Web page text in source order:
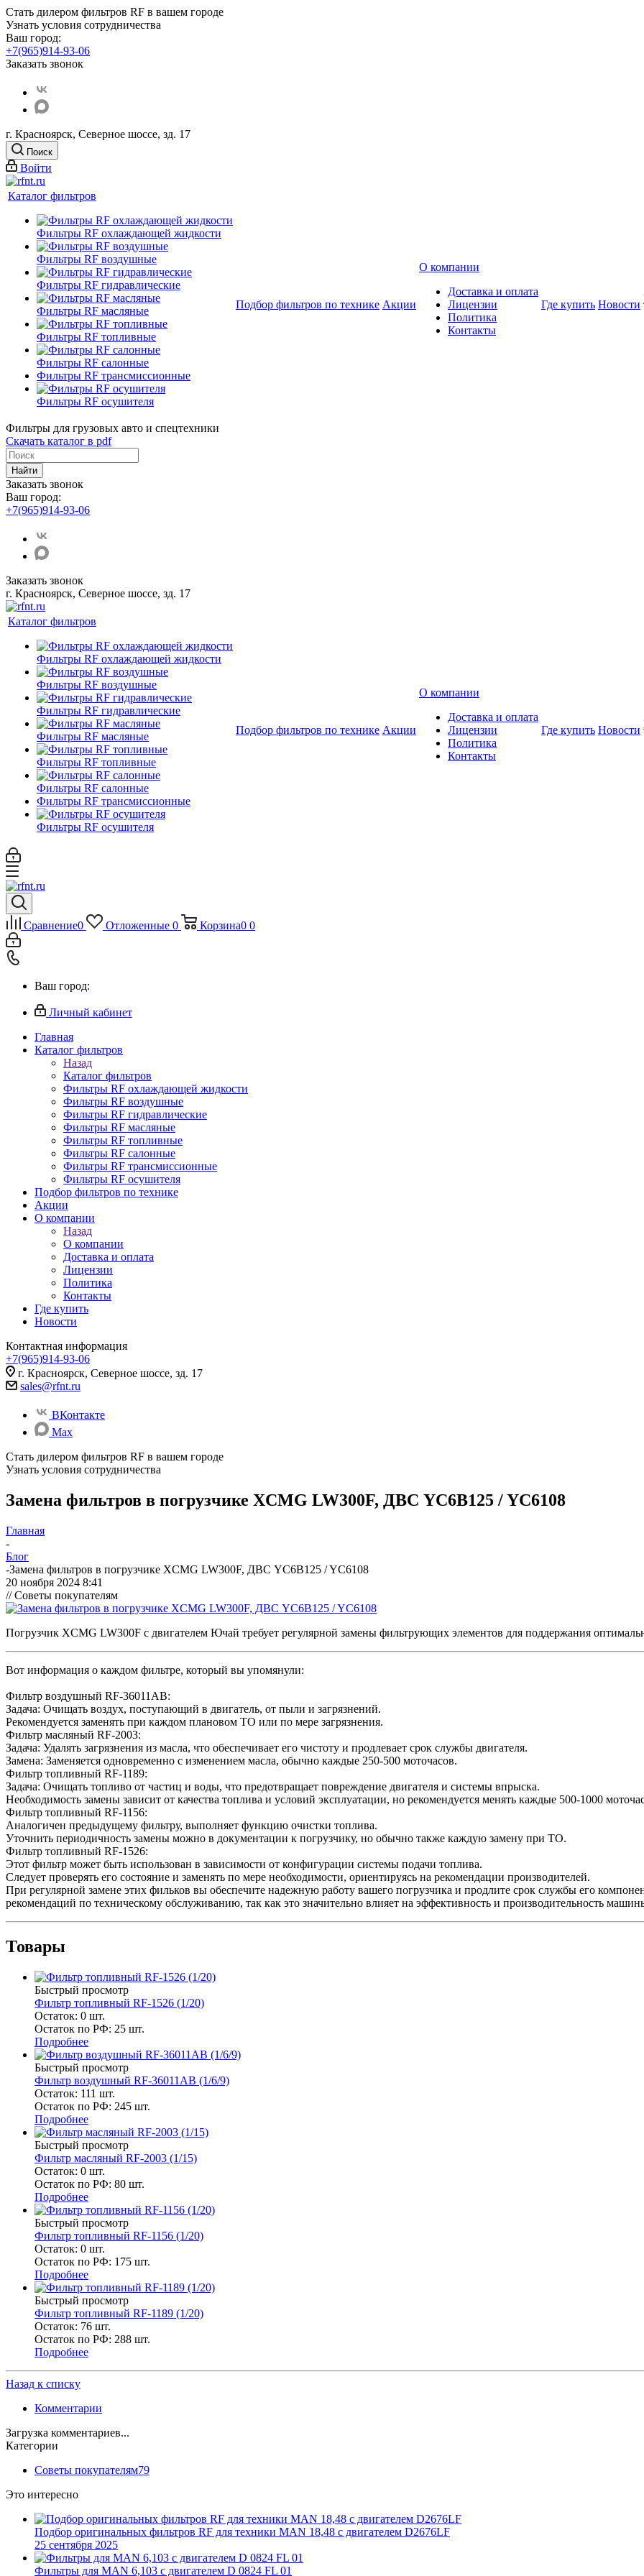
Стать дилером фильтров RF в вашем городе
Узнать условия сотрудничества
Ваш город:
+7(965)914-93-06
Заказать звонок
г. Красноярск, Северное шоссе, зд. 17
Поиск
Войти
Каталог фильтров
Фильтры RF охлаждающей жидкости
Фильтры RF воздушные
Фильтры RF гидравлические
Фильтры RF масляные
Фильтры RF топливные
Фильтры RF салонные
Фильтры RF трансмиссионные
Фильтры RF осушителя
Подбор фильтров по технике Акции
О компании
Доставка и оплата
Лицензии
Политика
Контакты
Где купить Новости
Фильтры для грузовых авто и спецтехники
Скачать каталог в pdf
Найти
Заказать звонок
Ваш город:
+7(965)914-93-06
Заказать звонок
г. Красноярск, Северное шоссе, зд. 17
Каталог фильтров
Фильтры RF охлаждающей жидкости
Фильтры RF воздушные
Фильтры RF гидравлические
Фильтры RF масляные
Фильтры RF топливные
Фильтры RF салонные
Фильтры RF трансмиссионные
Фильтры RF осушителя
Подбор фильтров по технике Акции
О компании
Доставка и оплата
Лицензии
Политика
Контакты
Где купить Новости
Сравнение0 Отложенные 0 Корзина0 0
Ваш город:
Личный кабинет
Главная
Каталог фильтров
Назад
Каталог фильтров
Фильтры RF охлаждающей жидкости
Фильтры RF воздушные
Фильтры RF гидравлические
Фильтры RF масляные
Фильтры RF топливные
Фильтры RF салонные
Фильтры RF трансмиссионные
Фильтры RF осушителя
Подбор фильтров по технике
Акции
О компании
Назад
О компании
Доставка и оплата
Лицензии
Политика
Контакты
Где купить
Новости
Контактная информация
+7(965)914-93-06
г. Красноярск, Северное шоссе, зд. 17
sales@rfnt.ru
ВКонтакте
Max
Стать дилером фильтров RF в вашем городе
Узнать условия сотрудничества
Замена фильтров в погрузчике XCMG LW300F, ДВС YC6B125 / YC6108
Главная
-
Блог
-Замена фильтров в погрузчике XCMG LW300F, ДВС YC6B125 / YC6108
20 ноября 2024 8:41
// Советы покупателям
Погрузчик XCMG LW300F с двигателем Ючай требует регулярной замены фильтрующих элементов для поддержания
Вот информация о каждом фильтре, который вы упомянули:
Фильтр воздушный RF-36011AB:
Задача: Очищать воздух, поступающий в двигатель, от пыли и загрязнений.
Рекомендуется заменять при каждом плановом ТО или по мере загрязнения.
Фильтр масляный RF-2003:
Задача: Удалять загрязнения из масла, что обеспечивает его чистоту и продлевает срок службы двигателя.
Замена: Заменяется одновременно с изменением масла, обычно каждые 250-500 моточасов.
Фильтр топливный RF-1189:
Задача: Очищать топливо от частиц и воды, что предотвращает повреждение двигателя и системы впрыска.
Необходимость замены зависит от качества топлива и условий эксплуатации, но рекомендуется менять каждые 500-1000
Фильтр топливный RF-1156:
Аналогичен предыдущему фильтру, выполняет функцию очистки топлива.
Уточнить периодичность замены можно в документации к погрузчику, но обычно также каждую замену при ТО.
Фильтр топливный RF-1526:
Этот фильтр может быть использован в зависимости от конфигурации системы подачи топлива.
Следует проверять его состояние и заменять по мере необходимости, ориентируясь на рекомендации производителей.
При регулярной замене этих фильков вы обеспечите надежную работу вашего погрузчика и продлите срок службы его
рекомендаций по техническому обслуживанию, так как это значительно влияет на эффективность и производительность
Товары
Быстрый просмотр
Фильтр топливный RF-1526 (1/20)
Остаток: 0 шт.
Остаток по РФ: 25 шт.
Подробнее
Быстрый просмотр
Фильтр воздушный RF-36011AB (1/6/9)
Остаток: 111 шт.
Остаток по РФ: 245 шт.
Подробнее
Быстрый просмотр
Фильтр масляный RF-2003 (1/15)
Остаток: 0 шт.
Остаток по РФ: 80 шт.
Подробнее
Быстрый просмотр
Фильтр топливный RF-1156 (1/20)
Остаток: 0 шт.
Остаток по РФ: 175 шт.
Подробнее
Быстрый просмотр
Фильтр топливный RF-1189 (1/20)
Остаток: 76 шт.
Остаток по РФ: 288 шт.
Подробнее
Назад к списку
Комментарии
Загрузка комментариев...
Категории
Советы покупателям79
Это интересно
Подбор оригинальных фильтров RF для техники MAN 18,48 с двигателем D2676LF
25 сентября 2025
Фильтры для MAN 6,103 c двигателем D 0824 FL 01